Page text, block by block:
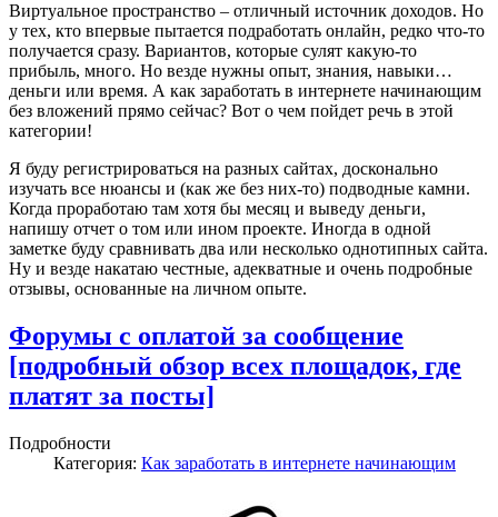
Виртуальное пространство – отличный источник доходов. Но
у тех, кто впервые пытается подработать онлайн, редко что-то
получается сразу. Вариантов, которые сулят какую-то
прибыль, много. Но везде нужны опыт, знания, навыки…
деньги или время. А как заработать в интернете начинающим
без вложений прямо сейчас? Вот о чем пойдет речь в этой
категории!
Я буду регистрироваться на разных сайтах, досконально
изучать все нюансы и (как же без них-то) подводные камни.
Когда проработаю там хотя бы месяц и выведу деньги,
напишу отчет о том или ином проекте. Иногда в одной
заметке буду сравнивать два или несколько однотипных сайта.
Ну и везде накатаю честные, адекватные и очень подробные
отзывы, основанные на личном опыте.
Форумы с оплатой за сообщение
[подробный обзор всех площадок, где
платят за посты]
Подробности
Категория: Как заработать в интернете начинающим